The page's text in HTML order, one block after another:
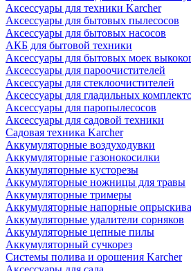
Аксессуары для техники Karcher
Аксессуары для бытовых пылесосов
Аксессуары для бытовых насосов
АКБ для бытовой техники
Аксессуары для бытовых моек
Аксессуары для пароочистителей
Аксессуары для стеклоочистителей
Аксессуары для гладильных
Аксессуары для паропылесосов
Аксессуары для садовой техники
Садовая техника Karcher
Аккумуляторные воздуходувки
Аккумуляторные газонокосилки
Аккумуляторные кусторезы
Аккумуляторные ножницы для травы
Аккумуляторные тримеры
Аккумуляторные напорные
Аккумуляторные удалители сорняков
Аккумуляторные цепные пилы
Аккумуляторный сучкорез
Системы полива и орошения Karcher